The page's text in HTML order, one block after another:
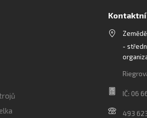
-
IČ: 06
493